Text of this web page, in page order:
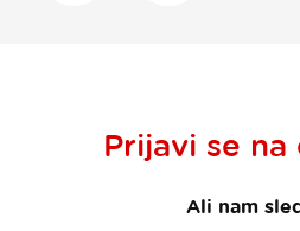
Prijavi se na
Ali nam